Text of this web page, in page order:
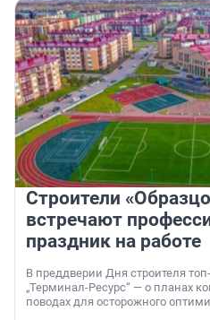
Строители
встречают
праздник на работе
В преддверии Дня строителя
„Терминал-Ресурс“ — о планах
поводах для осторожного